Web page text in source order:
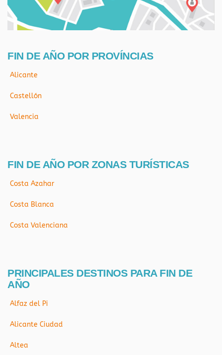
FIN DE AÑO POR PROVÍNCIAS
Alicante
Castellón
Valencia
FIN DE AÑO POR ZONAS TURÍSTICAS
Costa Azahar
Costa Blanca
Costa Valenciana
PRINCIPALES DESTINOS PARA FIN DE
AÑO
Alfaz del Pi
Alicante Ciudad
Altea